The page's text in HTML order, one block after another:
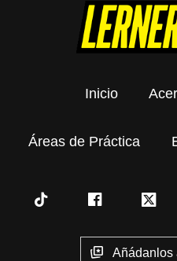
Inicio
Áreas de Práctica
Añádanlos